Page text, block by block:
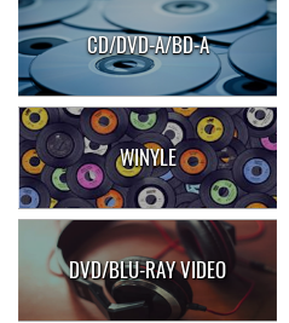
CD/DVD-A/BD-A
WINYLE
DVD/BLU-RAY VIDEO